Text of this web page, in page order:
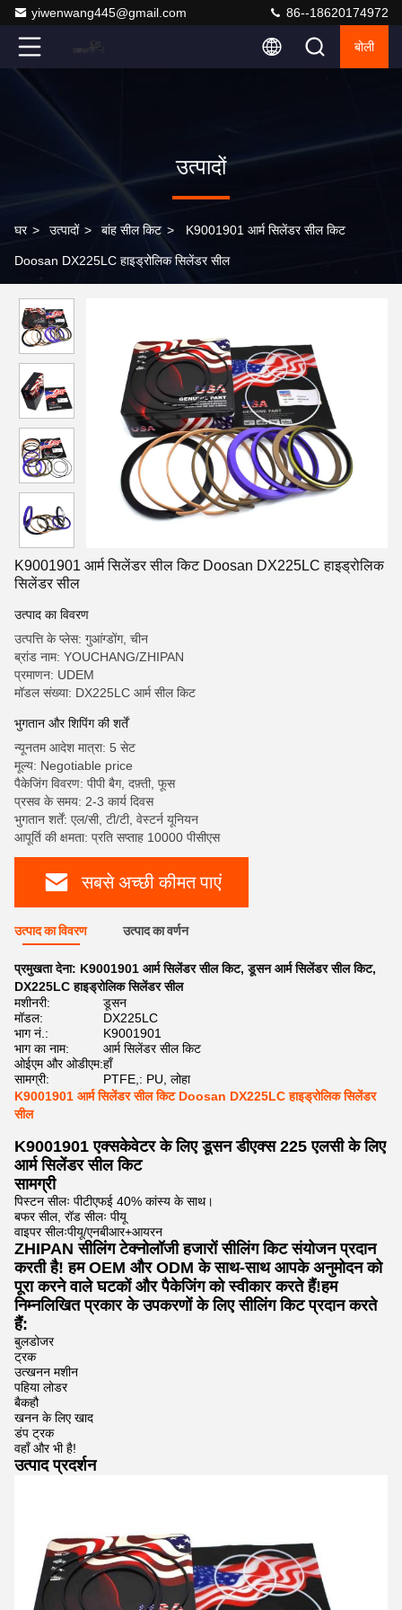
yiwenwang445@gmail.com 86--18620174972
बोली
उत्पादों
घर > उत्पादों > बांह सील किट > K9001901 आर्म सिलेंडर सील किट
Doosan DX225LC हाइड्रोलिक सिलेंडर सील
K9001901 आर्म सिलेंडर सील किट Doosan DX225LC हाइड्रोलिक
सिलेंडर सील
उत्पाद का विवरण
उत्पत्ति के प्लेस: गुआंग्डोंग, चीन
ब्रांड नाम: YOUCHANG/ZHIPAN
प्रमाणन: UDEM
मॉडल संख्या: DX225LC आर्म सील किट
भुगतान और शिपिंग की शर्तें
न्यूनतम आदेश मात्रा: 5 सेट
मूल्य: Negotiable price
पैकेजिंग विवरण: पीपी बैग, दफ़्ती, फूस
प्रसव के समय: 2-3 कार्य दिवस
भुगतान शर्तें: एल/सी, टी/टी, वेस्टर्न यूनियन
आपूर्ति की क्षमता: प्रति सप्ताह 10000 पीसीएस
सबसे अच्छी कीमत पाएं
उत्पाद का विवरण उत्पाद का वर्णन
प्रमुखता देना: K9001901 आर्म सिलेंडर सील किट,डूसन आर्म सिलेंडर सील किट,
DX225LC हाइड्रोलिक सिलेंडर सील
मशीनरी:
डूसन
मॉडल:
DX225LC
भाग नं.:
K9001901
भाग का नाम:
आर्म सिलेंडर सील किट
ओईएम और ओडीएम:हाँ
सामग्री:
PTFE,: PU, लोहा
K9001901 आर्म सिलेंडर सील किट Doosan DX225LC हाइड्रोलिक सिलेंडर
सील
K9001901 एक्सकेवेटर के लिए डूसन डीएक्स 225 एलसी के लिए
आर्म सिलेंडर सील किट
सामग्री
पिस्टन सीलः पीटीएफई 40% कांस्य के साथ।
बफर सील, रॉड सीलः पीयू
वाइपर सीलःपीयू/एनबीआर+आयरन
ZHIPAN सीलिंग टेक्नोलॉजी हजारों सीलिंग किट संयोजन प्रदान
करती है! हम OEM और ODM के साथ-साथ आपके अनुमोदन को
पूरा करने वाले घटकों और पैकेजिंग को स्वीकार करते हैं!हम
निम्नलिखित प्रकार के उपकरणों के लिए सीलिंग किट प्रदान करते
हैं:
बुलडोजर
ट्रक
उत्खनन मशीन
पहिया लोडर
बैकहौ
खनन के लिए खाद
डंप ट्रक
वहाँ और भी है!
उत्पाद प्रदर्शन